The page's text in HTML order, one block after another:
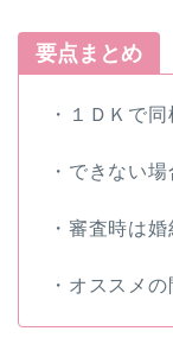
要点まとめ
・１ＤＫで
・できない
・審査時は
・オススメ